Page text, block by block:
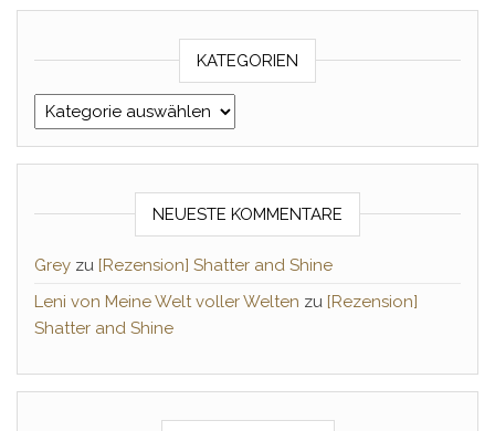
KATEGORIEN
Kategorien
NEUESTE KOMMENTARE
Grey zu [Rezension] Shatter and Shine
Leni von Meine Welt voller Welten zu [Rezension]
Shatter and Shine